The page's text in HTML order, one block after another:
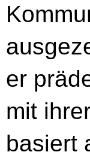
er
mit
basiert